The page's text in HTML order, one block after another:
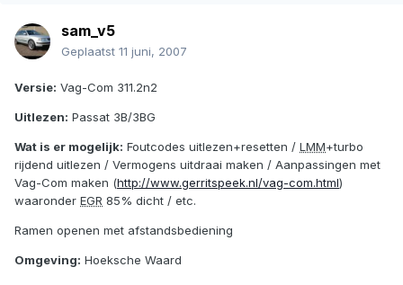
sam_v5
Geplaatst 11 juni, 2007
Versie: Vag-Com 311.2n2
Uitlezen: Passat 3B/3BG
Wat is er mogelijk: Foutcodes uitlezen+resetten / LMM+turbo
rijdend uitlezen / Vermogens uitdraai maken / Aanpassingen met
Vag-Com maken (http://www.gerritspeek.nl/vag-com.html)
waaronder EGR 85% dicht / etc.
Ramen openen met afstandsbediening
Omgeving: Hoeksche Waard